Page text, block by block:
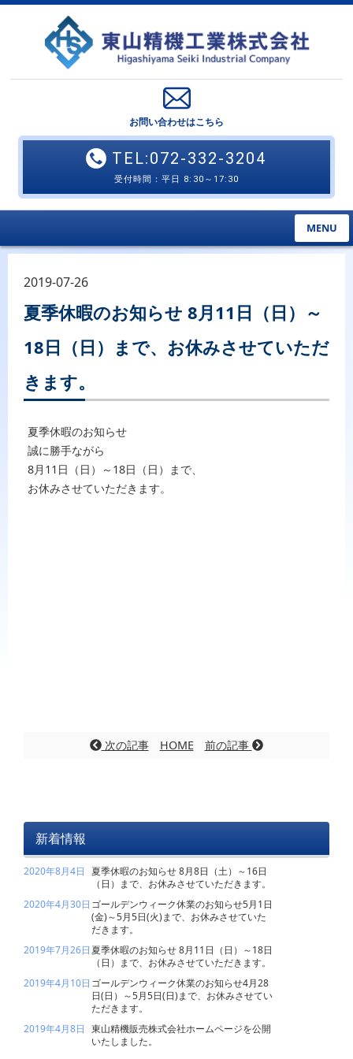
お問い合わせはこちら
TEL:072-332-3204
受付時間：平日 8:30～17:30
MENU
2019-07-26
夏季休暇のお知らせ 8月11日（日）～
18日（日）まで、お休みさせていただ
きます。
夏季休暇のお知らせ
誠に勝手ながら
8月11日（日）～18日（日）まで、
お休みさせていただきます。
次の記事 HOME 前の記事
新着情報
夏季休暇のお知らせ 8月8日（土）～16日
（日）まで、お休みさせていただきます。
2020年8月4日
ゴールデンウィーク休業のお知らせ5月1日
(金)～5月5日(火)まで、お休みさせていた
だきます。
2020年4月30日
夏季休暇のお知らせ 8月11日（日）～18日
（日）まで、お休みさせていただきます。
2019年7月26日
ゴールデンウィーク休業のお知らせ4月28
日(日）～5月5日(日)まで、お休みさせてい
ただきます。
2019年4月10日
東山精機販売株式会社ホームページを公開
いたしました。
2019年4月8日